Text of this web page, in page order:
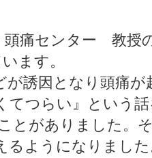
痛センター 教授
ます。
が誘因となり頭痛
つらい』という
がありました。
ようになりました